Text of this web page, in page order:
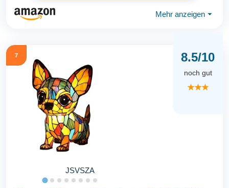
Mehr anzeigen ⏷
7
JSVSZA
8.5/10
noch gut
★★★